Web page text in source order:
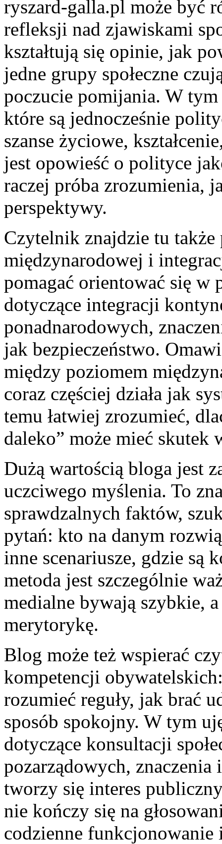
ryszard-galla.pl może być
refleksji nad zjawiskami
kształtują się opinie, jak
jedne grupy społeczne
poczucie pomijania. W
które są jednocześnie
szanse życiowe,
jest opowieść o polityce
raczej próba zrozumienia,
perspektywy.
Czytelnik znajdzie tu
międzynarodowej i
pomagać orientować się w
dotyczące integracji
ponadnarodowych,
jak bezpieczeństwo.
między poziomem
coraz częściej działa jak
temu łatwiej zrozumieć,
daleko” może mieć skutek
Dużą wartością bloga jest
uczciwego myślenia. To
sprawdzalnych faktów,
pytań: kto na danym
inne scenariusze, gdzie są
metoda jest szczególnie
medialne bywają szybkie,
merytorykę.
Blog może też wspierać
kompetencji
rozumieć reguły, jak brać
sposób spokojny. W tym
dotyczące konsultacji
pozarządowych,
tworzy się interes
nie kończy się na
codzienne